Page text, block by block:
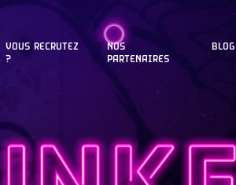
VOUS RECRUTEZ
?
NOS
PARTENAIRES
BLOG